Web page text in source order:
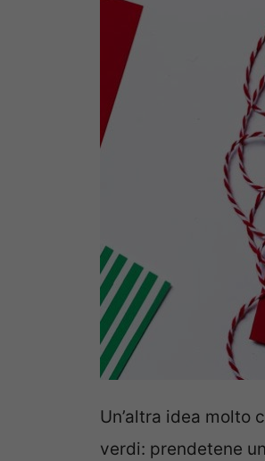
Un’altra idea molto
verdi: prendetene